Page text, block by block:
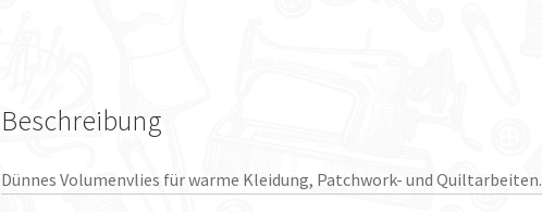
Beschreibung
Dünnes Volumenvlies für warme Kleidung, Patchwork- und Quiltarbeiten.